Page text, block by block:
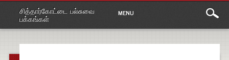
சித்தார்கோட்டை பல்சுவை
பக்கங்கள்
Main
menu
content
MENU